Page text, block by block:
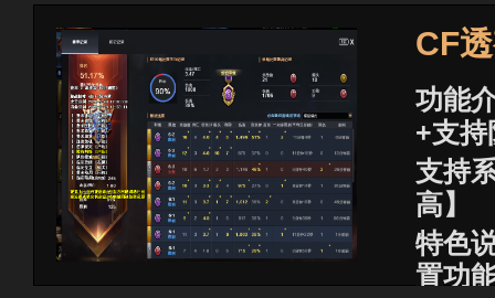
CF
功能
+支持
支持
高】
特色
置功